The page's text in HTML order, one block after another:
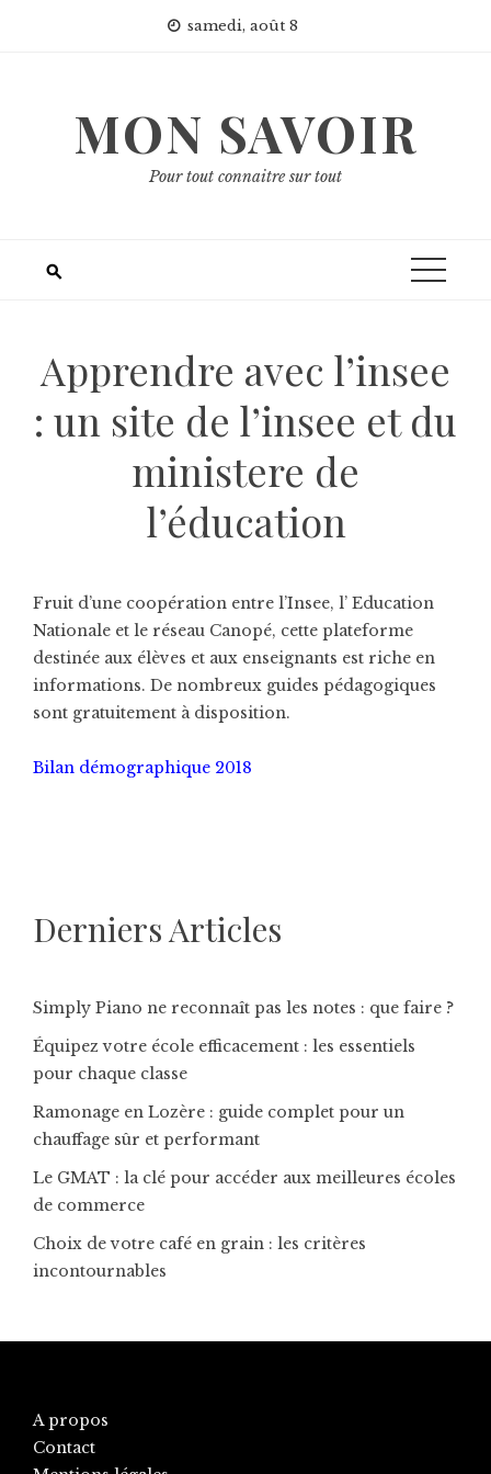
samedi, août 8
MON SAVOIR
Pour tout connaitre sur tout
Apprendre avec l’insee
: un site de l’insee et du
ministere de
l’éducation
Fruit d’une coopération entre l’Insee, l’ Education
Nationale et le réseau Canopé, cette plateforme
destinée aux élèves et aux enseignants est riche en
informations. De nombreux guides pédagogiques
sont gratuitement à disposition.
Bilan démographique 2018
Derniers Articles
Simply Piano ne reconnaît pas les notes : que faire ?
Équipez votre école efficacement : les essentiels
pour chaque classe
Ramonage en Lozère : guide complet pour un
chauffage sûr et performant
Le GMAT : la clé pour accéder aux meilleures écoles
de commerce
Choix de votre café en grain : les critères
incontournables
A propos
Contact